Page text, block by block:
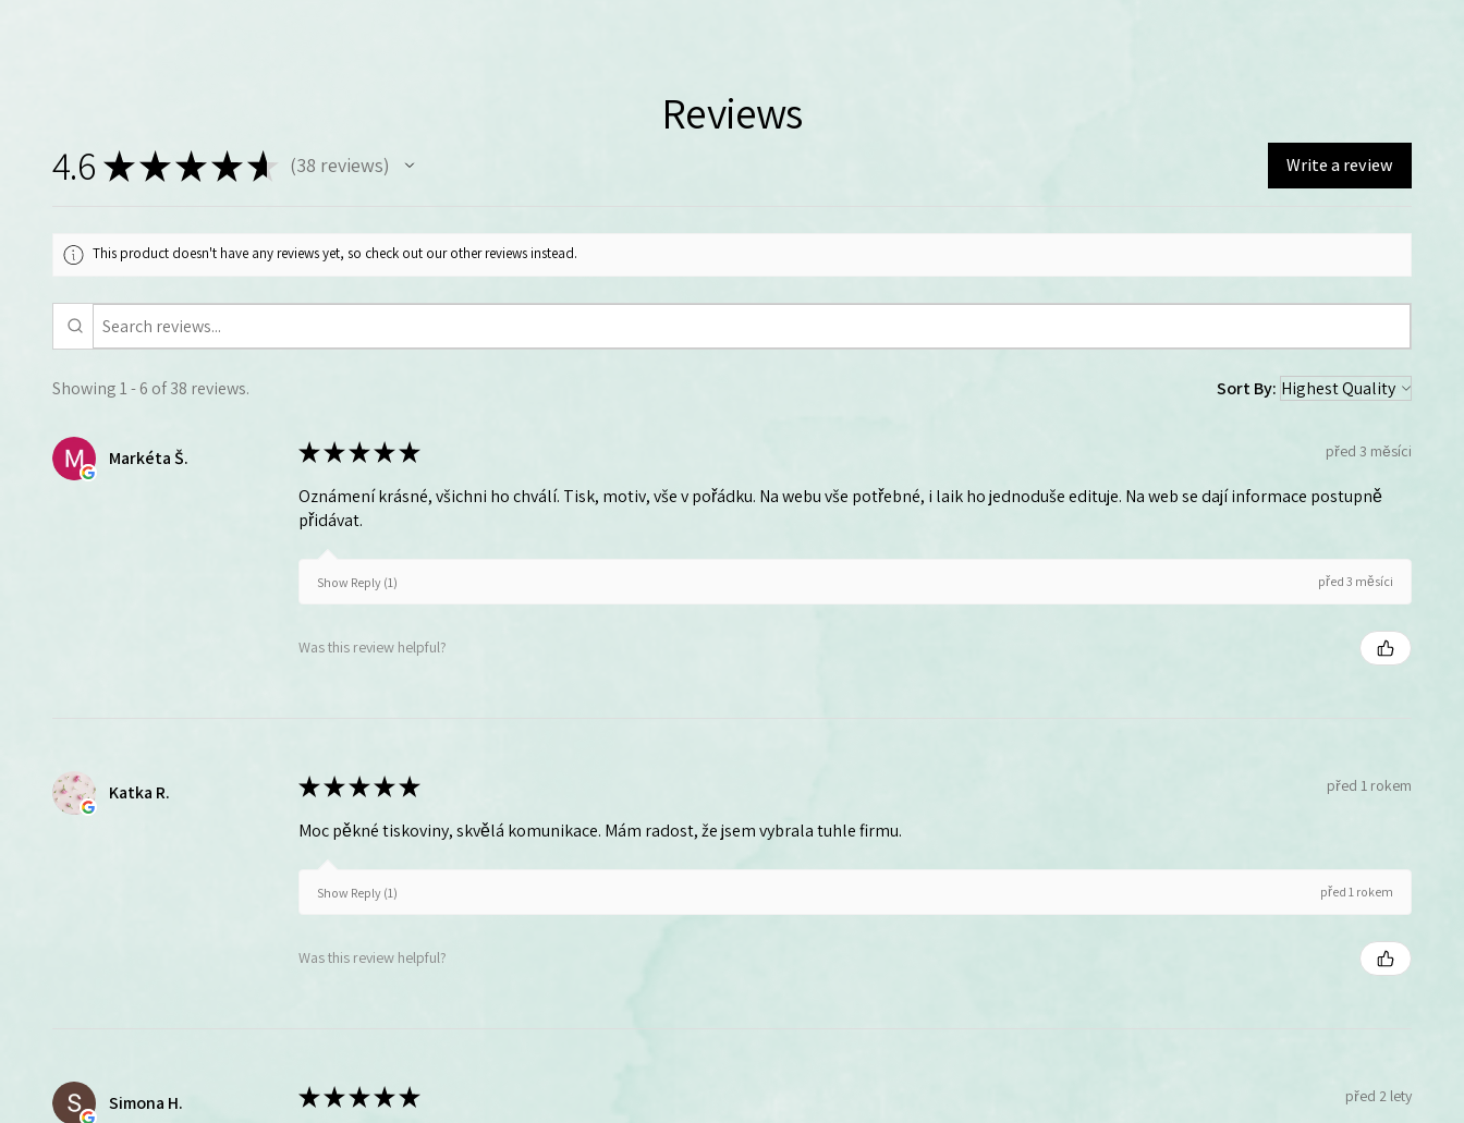
Reviews
4.6 ★★★★★ 38 reviews
38 Write a review
This product doesn't have any reviews yet, so check out our other reviews instead.
Showing 1 - 6 of 38 reviews. Sort By:
Markéta Š. ★★★★★ před 3 měsíci
Oznámení krásné, všichni ho chválí. Tisk, motiv, vše v pořádku. Na webu vše potřebné, i laik ho jednoduše edituje. Na web se dají informace postupně
přidávat.
Show Reply (1) před 3 měsíci
Was this review helpful?
Katka R. ★★★★★ před 1 rokem
Moc pěkné tiskoviny, skvělá komunikace. Mám radost, že jsem vybrala tuhle firmu.
Show Reply (1) před 1 rokem
Was this review helpful?
Simona H. ★★★★★ před 2 lety